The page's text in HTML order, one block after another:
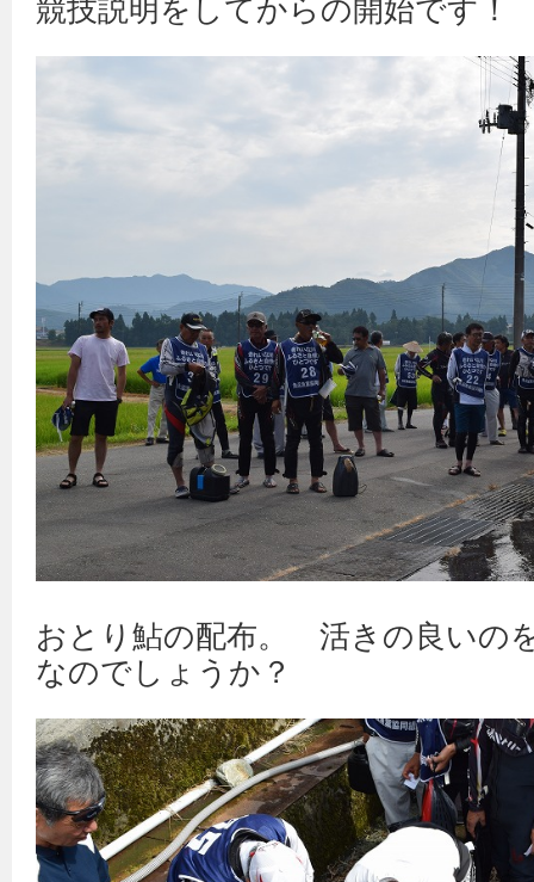
競技説明をしてからの開始です！
おとり鮎の配布。 活きの良いの
なのでしょうか？